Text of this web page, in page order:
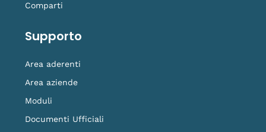
Comparti
Supporto
Area aderenti
Area aziende
Moduli
Documenti Ufficiali